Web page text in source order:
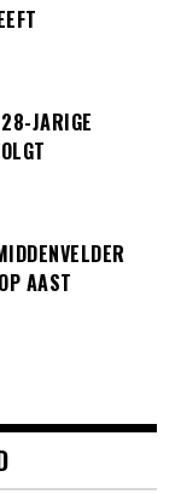
JARIGE
AAST